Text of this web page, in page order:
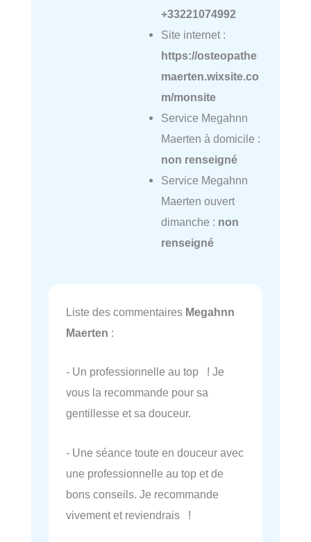
+33221074992
Site internet :
https://osteopathe
maerten.wixsite.co
m/monsite
Service Megahnn
Maerten à domicile :
non renseigné
Service Megahnn
Maerten ouvert
dimanche : non
renseigné
Liste des commentaires Megahnn
Maerten :
- Un professionnelle au top ! Je
vous la recommande pour sa
gentillesse et sa douceur.
- Une séance toute en douceur avec
une professionnelle au top et de
bons conseils. Je recommande
vivement et reviendrais !